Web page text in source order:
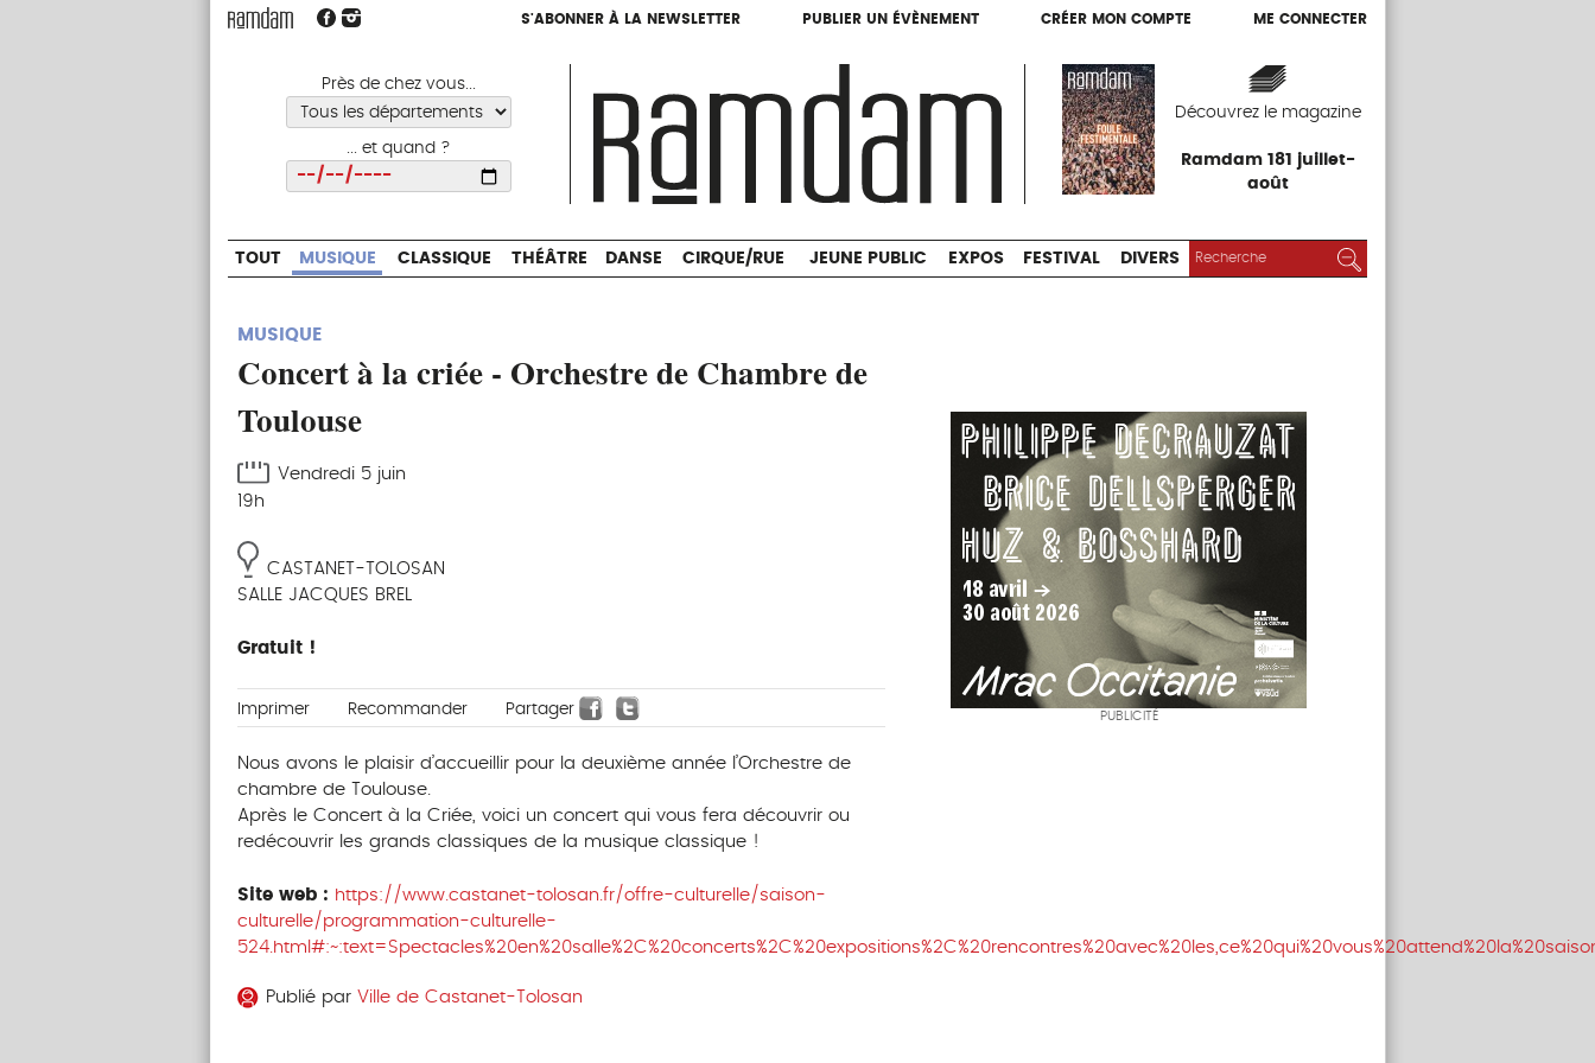
S'ABONNER À LA NEWSLETTER PUBLIER UN ÉVÈNEMENT CRÉER MON COMPTE ME CONNECTER
Près de chez vous...
... et quand ?
Découvrez le magazine
Ramdam 181 juillet-
août
S'ABONNER À LA NEWSLETTER PUBLIER UN ÉVÈNEMENT CRÉER MON COMPTE ME CONNECTER
CIRQUE/RUE JEUNE PUBLIC EXPOS
TOUT MUSIQUE CLASSIQUE THÉÂTRE DANSE CIRQUE/RUE JEUNE PUBLIC EXPOS FESTIVAL DIVERS RECHERCHER :
MUSIQUE
Concert à la criée - Orchestre de Chambre de
Toulouse
Vendredi 5 juin
19h
CASTANET-TOLOSAN
SALLE JACQUES BREL
Gratuit !
Imprimer Recommander Partager
Nous avons le plaisir d’accueillir pour la deuxième année l’Orchestre de
chambre de Toulouse.
Après le Concert à la Criée, voici un concert qui vous fera découvrir ou
redécouvrir les grands classiques de la musique classique !
Site web : https://www.castanet-tolosan.fr/offre-culturelle/saison-
culturelle/programmation-culturelle-
Publié par Ville de Castanet-Tolosan
PUBLICITÉ